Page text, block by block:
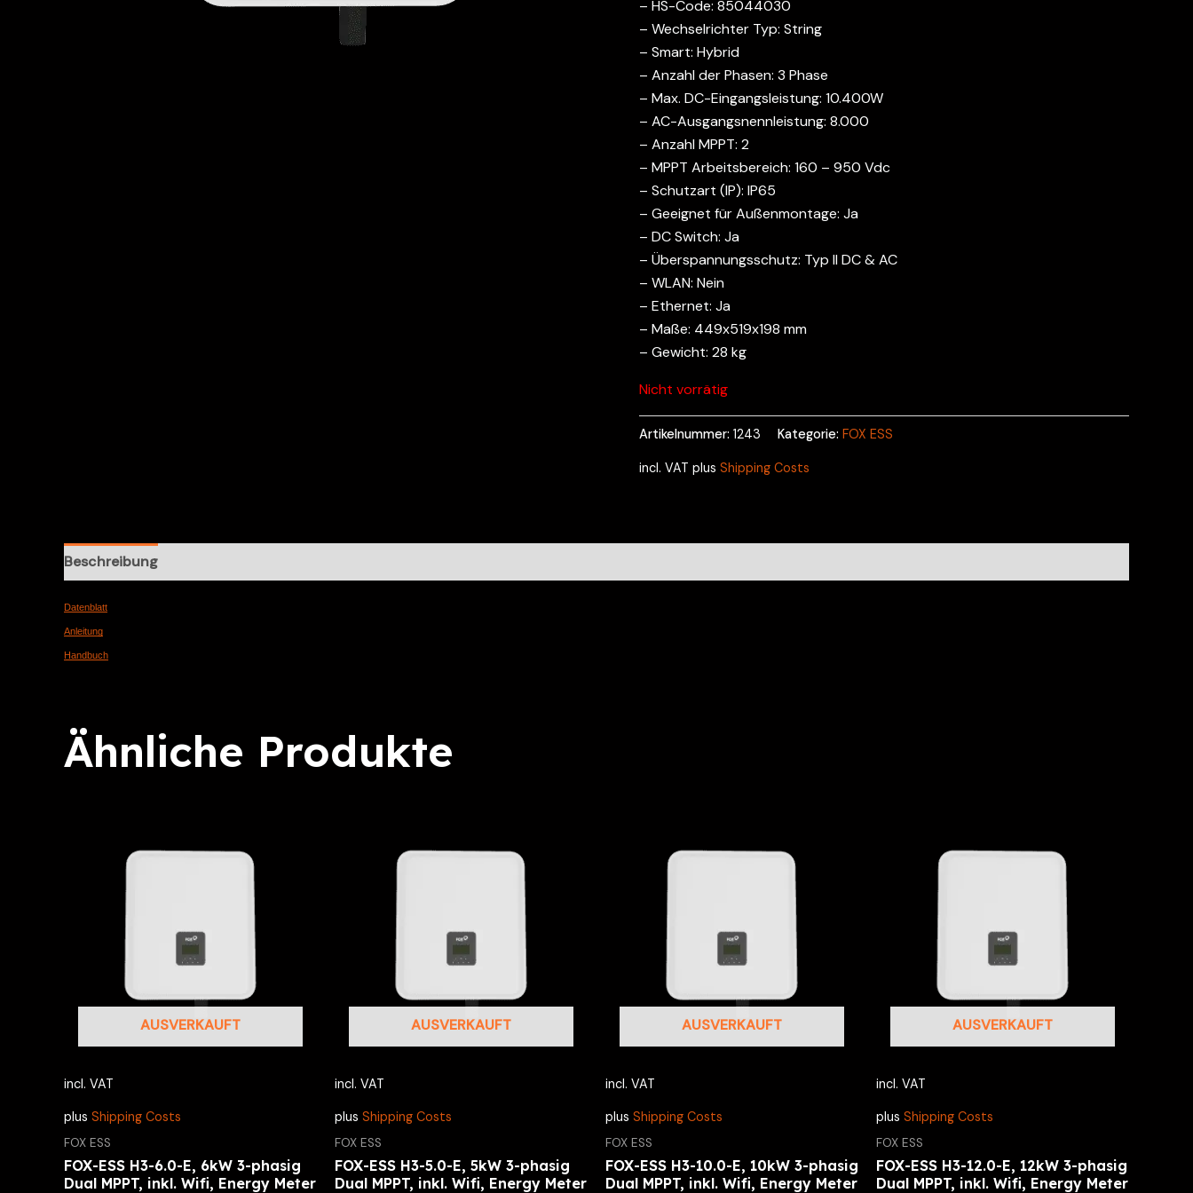
– HS-Code: 85044030
– Wechselrichter Typ: String
– Smart: Hybrid
– Anzahl der Phasen: 3 Phase
– Max. DC-Eingangsleistung: 10.400W
– AC-Ausgangsnennleistung: 8.000
– Anzahl MPPT: 2
– MPPT Arbeitsbereich: 160 – 950 Vdc
– Schutzart (IP): IP65
– Geeignet für Außenmontage: Ja
– DC Switch: Ja
– Überspannungsschutz: Typ II DC & AC
– WLAN: Nein
– Ethernet: Ja
– Maße: 449x519x198 mm
– Gewicht: 28 kg
Nicht vorrätig
Artikelnummer: 1243 Kategorie: FOX ESS
incl. VAT plus Shipping Costs
Beschreibung
Datenblatt
Anleitung
Handbuch
Ähnliche Produkte
AUSVERKAUFT
incl. VAT
plus Shipping Costs
FOX ESS
FOX-ESS H3-6.0-E, 6kW 3-phasig
Dual MPPT, inkl. Wifi, Energy Meter
AUSVERKAUFT
incl. VAT
plus Shipping Costs
FOX ESS
FOX-ESS H3-5.0-E, 5kW 3-phasig
Dual MPPT, inkl. Wifi, Energy Meter
AUSVERKAUFT
incl. VAT
plus Shipping Costs
FOX ESS
FOX-ESS H3-10.0-E, 10kW 3-phasig
Dual MPPT, inkl. Wifi, Energy Meter
AUSVERKAUFT
incl. VAT
plus Shipping Costs
FOX ESS
FOX-ESS H3-12.0-E, 12kW 3-phasig
Dual MPPT, inkl. Wifi, Energy Meter